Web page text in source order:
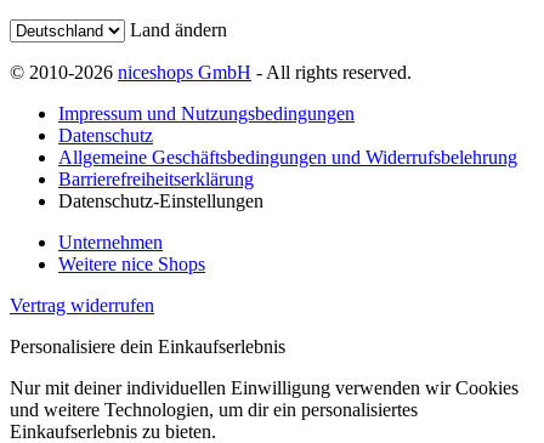
Land ändern
© 2010-2026 niceshops GmbH - All rights reserved.
Impressum und Nutzungsbedingungen
Datenschutz
Allgemeine Geschäftsbedingungen und Widerrufsbelehrung
Barrierefreiheitserklärung
Datenschutz-Einstellungen
Unternehmen
Weitere nice Shops
Vertrag widerrufen
Personalisiere dein Einkaufserlebnis
Nur mit deiner individuellen Einwilligung verwenden wir Cookies
und weitere Technologien, um dir ein personalisiertes
Einkaufserlebnis zu bieten.